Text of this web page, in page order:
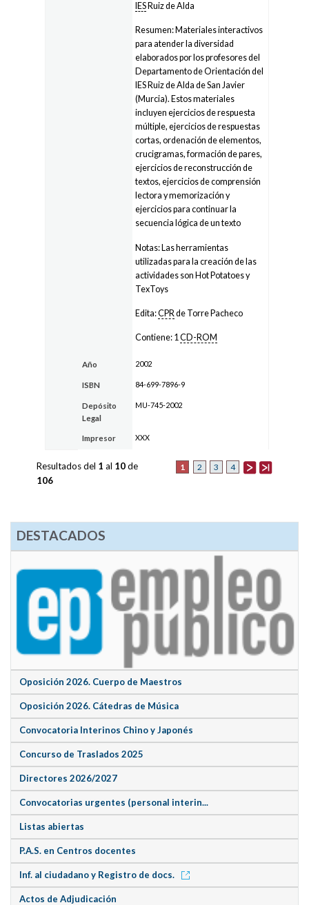
IES Ruiz de Alda
Resumen: Materiales interactivos
para atender la diversidad
elaborados por los profesores del
Departamento de Orientación del
IES Ruiz de Alda de San Javier
(Murcia). Estos materiales
incluyen ejercicios de respuesta
múltiple, ejercicios de respuestas
cortas, ordenación de elementos,
crucigramas, formación de pares,
ejercicios de reconstrucción de
textos, ejercicios de comprensión
lectora y memorización y
ejercicios para continuar la
secuencia lógica de un texto
Notas: Las herramientas
utilizadas para la creación de las
actividades son Hot Potatoes y
TexToys
Edita:CPR de Torre Pacheco
Contiene: 1CD-ROM
Año 2002
ISBN 84-699-7896-9
Depósito
Legal
MU-745-2002
Impresor XXX
1 2 3 4
Resultados del 1 al 10de
106
DESTACADOS
Oposición 2026. Cuerpo de Maestros
Oposición 2026. Cátedras de Música
Convocatoria Interinos Chino y Japonés
Concurso de Traslados 2025
Directores 2026/2027
Convocatorias urgentes (personal interin...
Listas abiertas
P.A.S. en Centros docentes
Inf. al ciudadano y Registro de docs.
Actos de Adjudicación